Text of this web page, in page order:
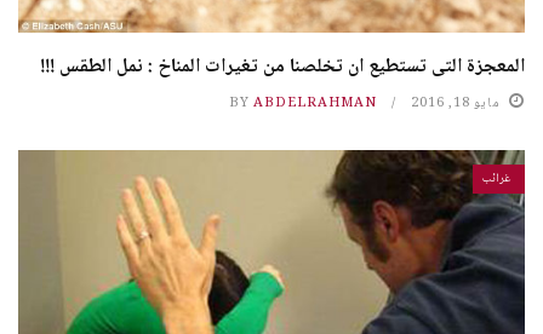
المعجزة التى تستطيع ان تخلصنا من تغيرات المناخ : نمل الطقس !!!
مايو 18, 2016 BY ABDELRAHMAN
غرائب